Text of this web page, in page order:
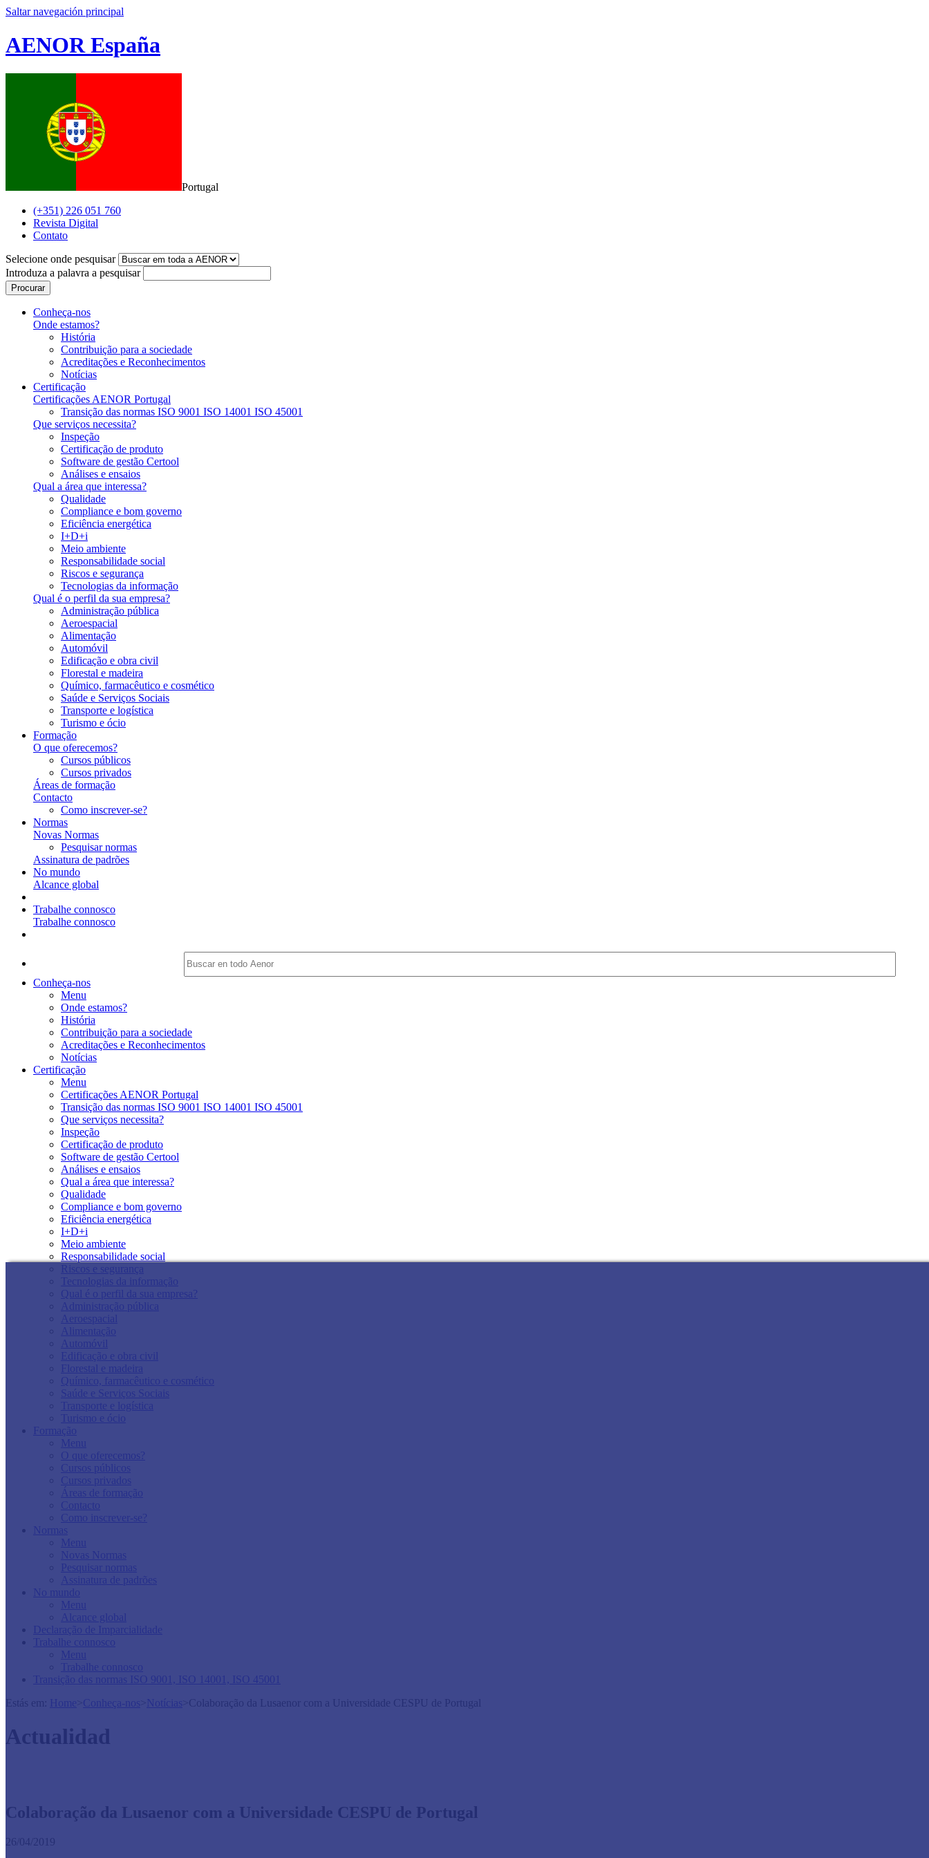
Saltar navegación principal
AENOR España
Portugal
(+351) 226 051 760
Revista Digital
Contato
Selecione onde pesquisar
Introduza a palavra a pesquisar
Procurar
Conheça-nos
Onde estamos?
História
Contribuição para a sociedade
Acreditações e Reconhecimentos
Notícias
Certificação
Certificações AENOR Portugal
Transição das normas ISO 9001 ISO 14001 ISO 45001
Que serviços necessita?
Inspeção
Certificação de produto
Software de gestão Certool
Análises e ensaios
Qual a área que interessa?
Qualidade
Compliance e bom governo
Eficiência energética
I+D+i
Meio ambiente
Responsabilidade social
Riscos e segurança
Tecnologias da informação
Qual é o perfil da sua empresa?
Administração pública
Aeroespacial
Alimentação
Automóvil
Edificação e obra civil
Florestal e madeira
Químico, farmacêutico e cosmético
Saúde e Serviços Sociais
Transporte e logística
Turismo e ócio
Formação
O que oferecemos?
Cursos públicos
Cursos privados
Áreas de formação
Contacto
Como inscrever-se?
Normas
Novas Normas
Pesquisar normas
Assinatura de padrões
No mundo
Alcance global
Trabalhe connosco
Trabalhe connosco
Conheça-nos
Menu
Onde estamos?
História
Contribuição para a sociedade
Acreditações e Reconhecimentos
Notícias
Certificação
Menu
Certificações AENOR Portugal
Transição das normas ISO 9001 ISO 14001 ISO 45001
Que serviços necessita?
Inspeção
Certificação de produto
Software de gestão Certool
Análises e ensaios
Qual a área que interessa?
Qualidade
Compliance e bom governo
Eficiência energética
I+D+i
Meio ambiente
Responsabilidade social
Riscos e segurança
Tecnologias da informação
Qual é o perfil da sua empresa?
Administração pública
Aeroespacial
Alimentação
Automóvil
Edificação e obra civil
Florestal e madeira
Químico, farmacêutico e cosmético
Saúde e Serviços Sociais
Transporte e logística
Turismo e ócio
Formação
Menu
O que oferecemos?
Cursos públicos
Cursos privados
Áreas de formação
Contacto
Como inscrever-se?
Normas
Menu
Novas Normas
Pesquisar normas
Assinatura de padrões
No mundo
Menu
Alcance global
Declaração de Imparcialidade
Trabalhe connosco
Menu
Trabalhe connosco
Transição das normas ISO 9001, ISO 14001, ISO 45001
Estás em:
Home >Conheça-nos >Notícias >Colaboração da Lusaenor com a Universidade CESPU de Portugal
Actualidad
Colaboração da Lusaenor com a Universidade CESPU de Portugal
26/04/2019